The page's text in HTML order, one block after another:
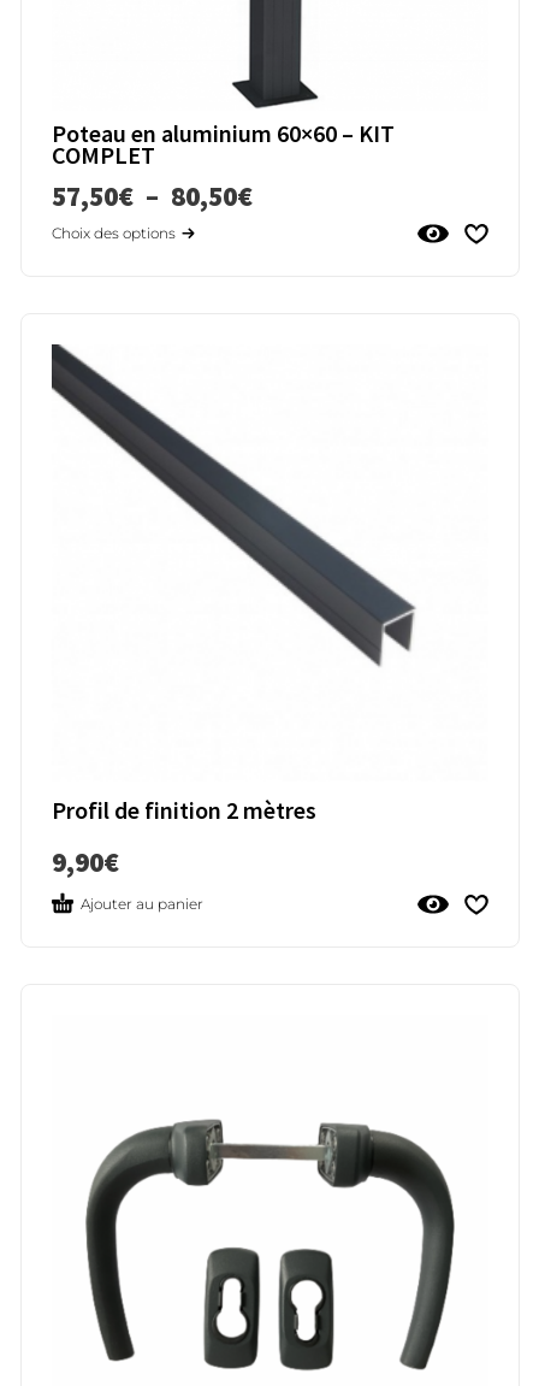
Poteau en aluminium 60×60 – KIT
COMPLET
57,50€ – 80,50€
Choix des options
Profil de finition 2 mètres
9,90€
Ajouter au panier